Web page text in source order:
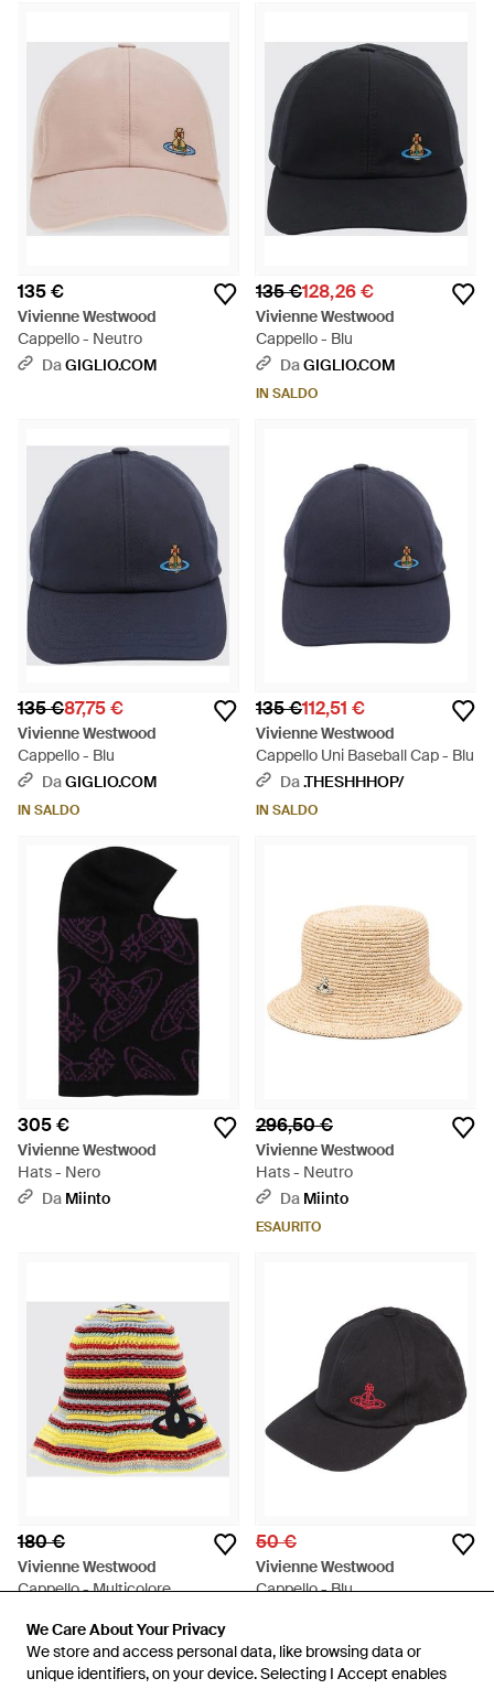
We Care About Your Privacy
We store and access personal data, like browsing data or
unique identifiers, on your device. Selecting I Accept enables
We Care About Your Privacy
We store and access personal data, like browsing data or
unique identifiers, on your device. Selecting I Accept enables
135 €
Vivienne Westwood
Cappello - Neutro
DaGIGLIO.COM
135 €128,26 €
Vivienne Westwood
Cappello - Blu
DaGIGLIO.COM
IN SALDO
135 €87,75 €
Vivienne Westwood
Cappello - Blu
DaGIGLIO.COM
IN SALDO
135 €112,51 €
Vivienne Westwood
Cappello Uni Baseball Cap - Blu
Da.THESHHHOP/
IN SALDO
305 €
Vivienne Westwood
Hats - Nero
Da Miinto
296,50 €
Vivienne Westwood
Hats - Neutro
Da Miinto
ESAURITO
180 €
Vivienne Westwood
Cappello - Multicolore
ESAURITO
50 €
Vivienne Westwood
Cappello - Blu
ESAURITO